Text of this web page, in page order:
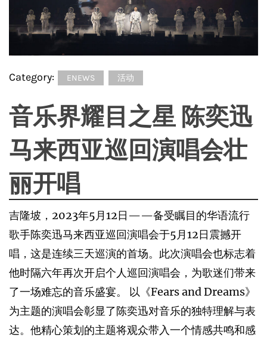
Category: ENEWS 活动
音乐界耀目之星 陈奕迅
马来西亚巡回演唱会壮
丽开唱
吉隆坡，2023年5月12日——备受瞩目的华语流行
歌手陈奕迅马来西亚巡回演唱会于5月12日震撼开
唱，这是连续三天巡演的首场。此次演唱会也标志着
他时隔六年再次开启个人巡回演唱会，为歌迷们带来
了一场难忘的音乐盛宴。 以《Fears and Dreams》
为主题的演唱会彰显了陈奕迅对音乐的独特理解与表
达。他精心策划的主题将观众带入一个情感共鸣和感